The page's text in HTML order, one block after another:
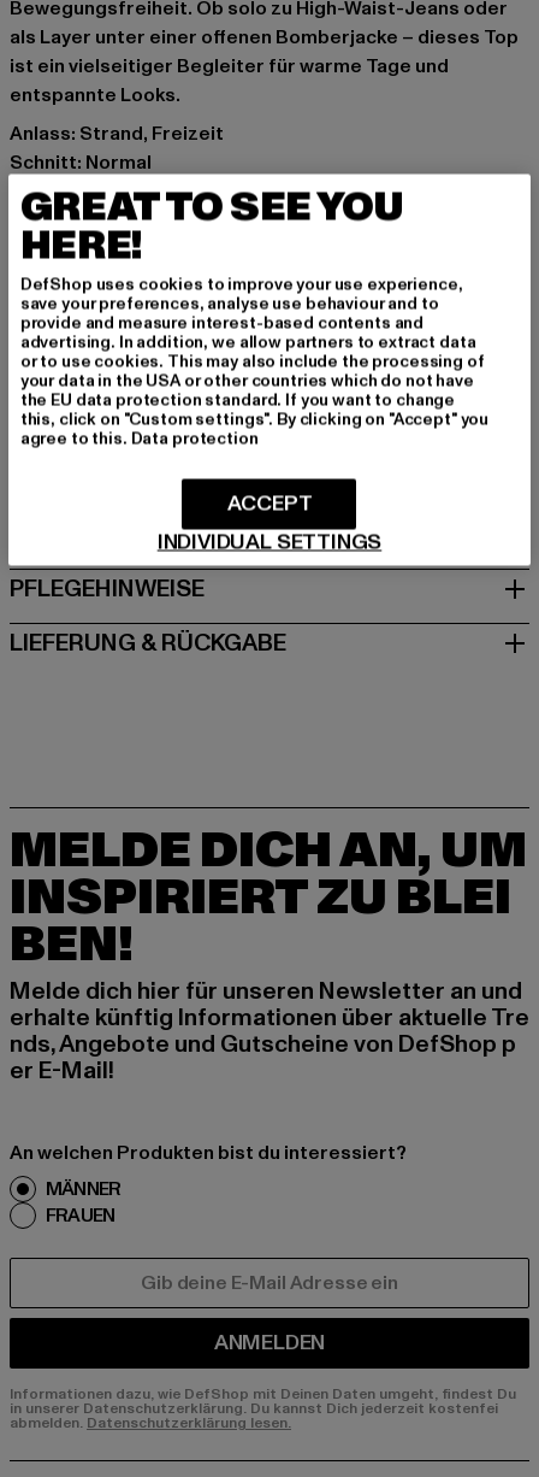
Bewegungsfreiheit. Ob solo zu High-Waist-Jeans oder
als Layer unter einer offenen Bomberjacke – dieses Top
ist ein vielseitiger Begleiter für warme Tage und
entspannte Looks.
Anlass: Strand, Freizeit
Schnitt: Normal
Marke: Karl Kani
Kat.: Bekleidung
Farbe: violet
Hersteller Farbe: purple
Materialzusammensetzung: 93% Polyamid, 7% Elasthan
Art.Nr: 6155218-00195
Hersteller: Urban Styles Agency GmbH & Co. KG |
agentur@urbanstylesagency.com
Schanzenstraße 41 | 51063 Köln | DE
GRÖSSE & PASSFORM
PFLEGEHINWEISE
LIEFERUNG & RÜCKGABE
MELDE DICH AN, UM
INSPIRIERT ZU BLEI
BEN!
Melde dich hier für unseren Newsletter an und
erhalte künftig Informationen über aktuelle Tre
nds, Angebote und Gutscheine von DefShop p
er E-Mail!
An welchen Produkten bist du interessiert?
MÄNNER
FRAUEN
ANMELDEN
Informationen dazu, wie DefShop mit Deinen Daten umgeht, findest Du
in unserer Datenschutzerklärung. Du kannst Dich jederzeit kostenfei
abmelden. Datenschutzerklärung lesen.
GREAT TO SEE YOU
HERE!
DefShop uses cookies to improve your use experience,
save your preferences, analyse use behaviour and to
provide and measure interest-based contents and
advertising. In addition, we allow partners to extract data
or to use cookies. This may also include the processing of
your data in the USA or other countries which do not have
the EU data protection standard. If you want to change
this, click on "Custom settings". By clicking on "Accept" you
agree to this. Data protection
INDIVIDUAL SETTINGS
ACCEPT